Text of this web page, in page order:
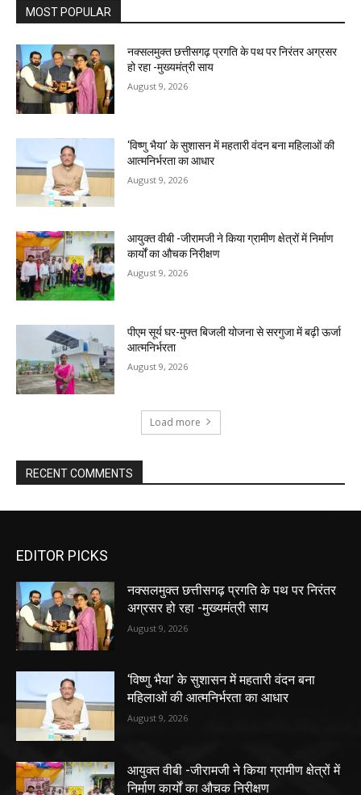
MOST POPULAR
नक्सलमुक्त छत्तीसगढ़ प्रगति के पथ पर निरंतर अग्रसर
हो रहा -मुख्यमंत्री साय
August 9, 2026
‘विष्णु भैया’ के सुशासन में महतारी वंदन बना महिलाओं की
आत्मनिर्भरता का आधार
August 9, 2026
आयुक्त वीबी -जीरामजी ने किया ग्रामीण क्षेत्रों में निर्माण
कार्यों का औचक निरीक्षण
August 9, 2026
पीएम सूर्य घर-मुफ्त बिजली योजना से सरगुजा में बढ़ी ऊर्जा
आत्मनिर्भरता
August 9, 2026
Load more
RECENT COMMENTS
EDITOR PICKS
नक्सलमुक्त छत्तीसगढ़ प्रगति के पथ पर निरंतर
अग्रसर हो रहा -मुख्यमंत्री साय
August 9, 2026
‘विष्णु भैया’ के सुशासन में महतारी वंदन बना
महिलाओं की आत्मनिर्भरता का आधार
August 9, 2026
आयुक्त वीबी -जीरामजी ने किया ग्रामीण क्षेत्रों में
निर्माण कार्यों का औचक निरीक्षण